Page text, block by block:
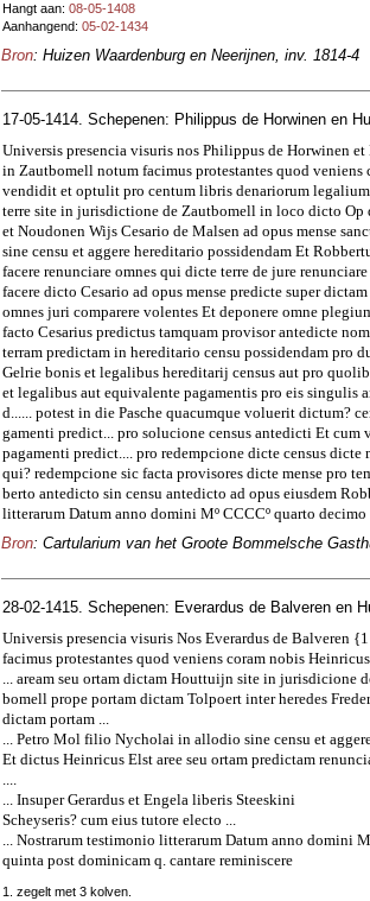
Hangt aan: 08-05-1408
Aanhangend: 05-02-1434
Bron: Huizen Waardenburg en Neerijnen, inv. 1814-4
17-05-1414. Schepenen: Philippus de Horwinen en
Universis presencia visuris nos Philippus de Horwinen
in Zautbomell notum facimus protestantes quod veniens
vendidit et optulit pro centum libris denariorum
terre site in jurisdictione de Zautbomell in loco dicto Op
et Noudonen Wijs Cesario de Malsen ad opus mense
sine censu et aggere hereditario possidendam Et
facere renunciare omnes qui dicte terre de jure
facere dicto Cesario ad opus mense predicte super
omnes juri comparere volentes Et deponere omne
facto Cesarius predictus tamquam provisor antedicte
terram predictam in hereditario censu possidendam pro
Gelrie bonis et legalibus hereditarij census aut pro
et legalibus aut equivalente pagamentis pro eis singulis
d...... potest in die Pasche quacumque voluerit dictum?
gamenti predict... pro solucione census antedicti Et
pagamenti predict.... pro redempcione dicte census dicte
qui? redempcione sic facta provisores dicte mense pro
berto antedicto sin censu antedicto ad opus eiusdem
litterarum Datum anno domini Mº CCCCº quarto
Bron: Cartularium van het Groote Bommelsche
28-02-1415. Schepenen: Everardus de Balveren en
Universis presencia visuris Nos Everardus de Balveren
facimus protestantes quod veniens coram nobis
... aream seu ortam dictam Houttuijn site in jurisdicione
bomell prope portam dictam Tolpoert inter heredes
dictam portam ...
... Petro Mol filio Nycholai in allodio sine censu et
Et dictus Heinricus Elst aree seu ortam predictam
....
... Insuper Gerardus et Engela liberis Steeskini
Scheyseris? cum eius tutore electo ...
... Nostrarum testimonio litterarum Datum anno domini
quinta post dominicam q. cantare reminiscere
1. zegelt met 3 kolven.